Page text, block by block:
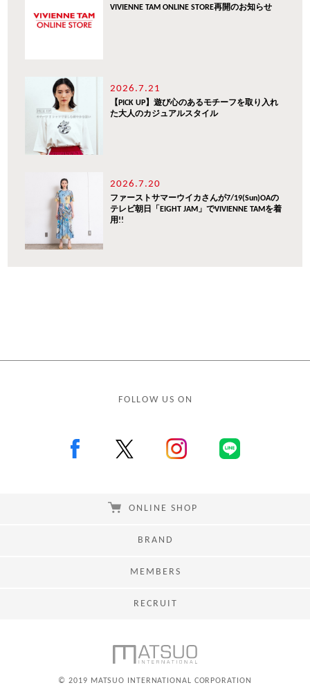
VIVIENNE TAM ONLINE STORE再開のお知らせ
2026.7.21
【PICK UP】遊び心のあるモチーフを取り入れ
た大人のカジュアルスタイル
2026.7.20
ファーストサマーウイカさんが7/19(Sun)OAの
テレビ朝日「EIGHT JAM」でVIVIENNE TAMを着
用!!
FOLLOW US ON
ONLINE SHOP
BRAND
MEMBERS
RECRUIT
© 2019 MATSUO INTERNATIONAL CORPORATION